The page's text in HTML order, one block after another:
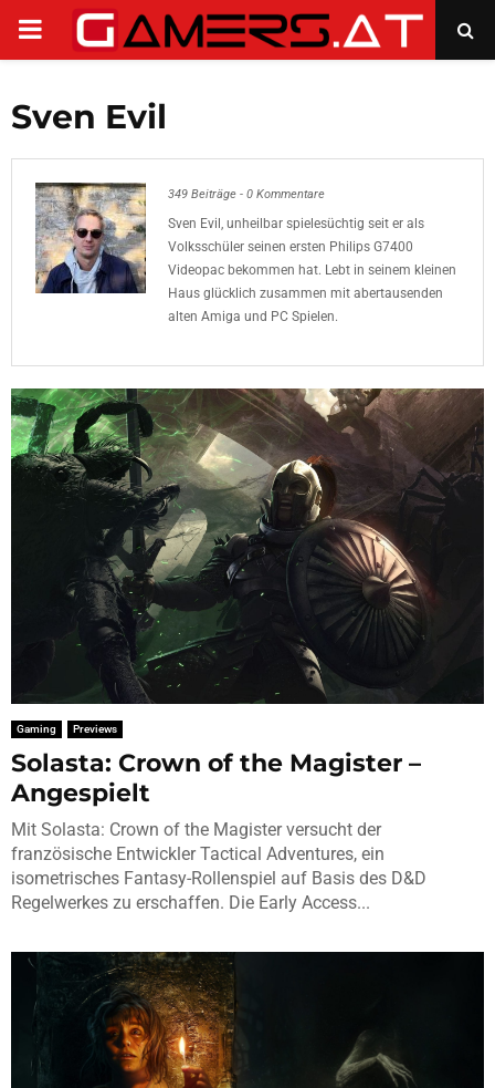
PRIMARY
Sven Evil
349 Beiträge - 0 Kommentare
Sven Evil, unheilbar spielesüchtig seit er als
Volksschüler seinen ersten Philips G7400
Videopac bekommen hat. Lebt in seinem kleinen
Haus glücklich zusammen mit abertausenden
alten Amiga und PC Spielen.
Gaming Previews
Solasta: Crown of the Magister –
Angespielt
Mit Solasta: Crown of the Magister versucht der
französische Entwickler Tactical Adventures, ein
isometrisches Fantasy-Rollenspiel auf Basis des D&D
Regelwerkes zu erschaffen. Die Early Access...